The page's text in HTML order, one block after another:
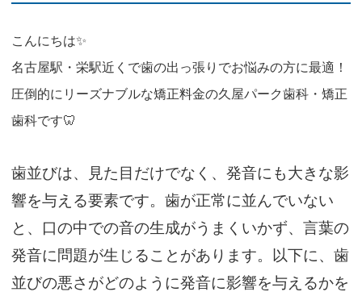
こんにちは✨
名古屋駅・栄駅近くで歯の出っ張りでお悩みの方に最適！
圧倒的にリーズナブルな矯正料金の久屋パーク歯科・矯正
歯科です🦷
歯並びは、見た目だけでなく、発音にも大きな影
響を与える要素です。歯が正常に並んでいない
と、口の中での音の生成がうまくいかず、言葉の
発音に問題が生じることがあります。以下に、歯
並びの悪さがどのように発音に影響を与えるかを